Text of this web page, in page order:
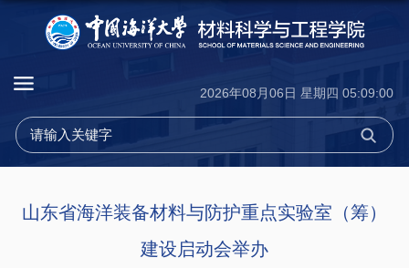
2026年08月06日 星期四 05:09:00
山东省海洋装备材料与防护重点实验室（筹）
建设启动会举办